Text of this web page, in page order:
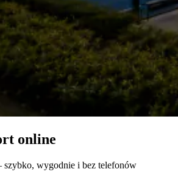
online
szybko, wygodnie i bez telefonów